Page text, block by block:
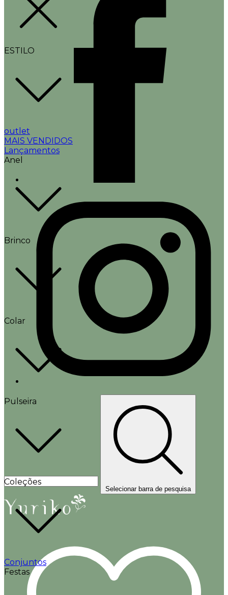
ESTILO
outlet
MAIS VENDIDOS
Lançamentos
Anel
Brinco
Colar
Pulseira
Coleções
Conjuntos
Festas
Selecionar barra de pesquisa